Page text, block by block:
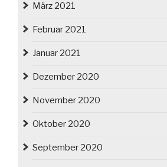
März 2021
Februar 2021
Januar 2021
Dezember 2020
November 2020
Oktober 2020
September 2020